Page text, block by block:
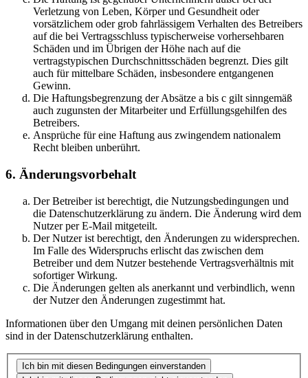
Verletzung von Leben, Körper und Gesundheit oder
vorsätzlichem oder grob fahrlässigem Verhalten des Betreibers
auf die bei Vertragsschluss typischerweise vorhersehbaren
Schäden und im Übrigen der Höhe nach auf die
vertragstypischen Durchschnittsschäden begrenzt. Dies gilt
auch für mittelbare Schäden, insbesondere entgangenen
Gewinn.
Die Haftungsbegrenzung der Absätze a bis c gilt sinngemäß
auch zugunsten der Mitarbeiter und Erfüllungsgehilfen des
Betreibers.
Ansprüche für eine Haftung aus zwingendem nationalem
Recht bleiben unberührt.
6. Änderungsvorbehalt
Der Betreiber ist berechtigt, die Nutzungsbedingungen und
die Datenschutzerklärung zu ändern. Die Änderung wird dem
Nutzer per E-Mail mitgeteilt.
Der Nutzer ist berechtigt, den Änderungen zu widersprechen.
Im Falle des Widerspruchs erlischt das zwischen dem
Betreiber und dem Nutzer bestehende Vertragsverhältnis mit
sofortiger Wirkung.
Die Änderungen gelten als anerkannt und verbindlich, wenn
der Nutzer den Änderungen zugestimmt hat.
Informationen über den Umgang mit deinen persönlichen Daten
sind in der Datenschutzerklärung enthalten.